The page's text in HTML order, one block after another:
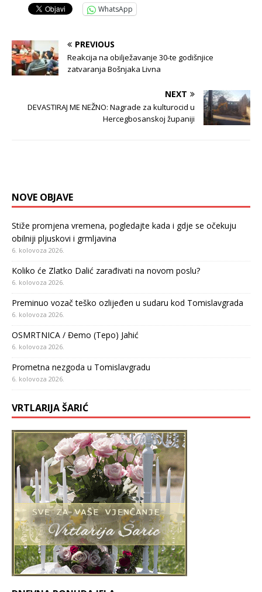
WhatsApp
PREVIOUS
Reakcija na obilježavanje 30-te godišnjice
zatvaranja Bošnjaka Livna
NEXT
DEVASTIRAJ ME NEŽNO: Nagrade za kulturocid u
Hercegbosanskoj županiji
NOVE OBJAVE
Stiže promjena vremena, pogledajte kada i gdje se očekuju
obilniji pljuskovi i grmljavina
6. kolovoza 2026.
Koliko će Zlatko Dalić zarađivati na novom poslu?
6. kolovoza 2026.
Preminuo vozač teško ozlijeđen u sudaru kod Tomislavgrada
6. kolovoza 2026.
OSMRTNICA / Đemo (Tepo) Jahić
6. kolovoza 2026.
Prometna nezgoda u Tomislavgradu
6. kolovoza 2026.
VRTLARIJA ŠARIĆ